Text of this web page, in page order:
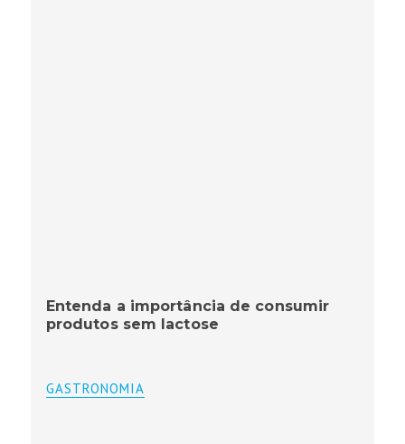
Entenda a importância de consumir
produtos sem lactose
GASTRONOMIA